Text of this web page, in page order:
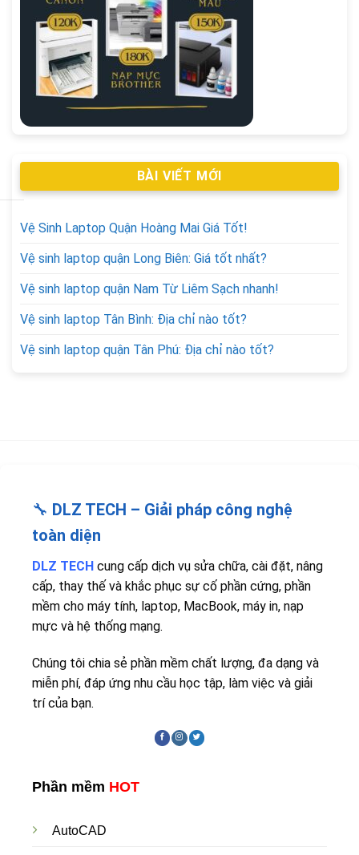
BÀI VIẾT MỚI
Vệ Sinh Laptop Quận Hoàng Mai Giá Tốt!
Vệ sinh laptop quận Long Biên: Giá tốt nhất?
Vệ sinh laptop quận Nam Từ Liêm Sạch nhanh!
Vệ sinh laptop Tân Bình: Địa chỉ nào tốt?
Vệ sinh laptop quận Tân Phú: Địa chỉ nào tốt?
🔧 DLZ TECH – Giải pháp công nghệ
toàn diện
DLZ TECH cung cấp dịch vụ sửa chữa, cài đặt, nâng
cấp, thay thế và khắc phục sự cố phần cứng, phần
mềm cho máy tính, laptop, MacBook, máy in, nạp
mực và hệ thống mạng.
Chúng tôi chia sẻ phần mềm chất lượng, đa dạng và
miễn phí, đáp ứng nhu cầu học tập, làm việc và giải
trí của bạn.
Phần mềm HOT
AutoCAD